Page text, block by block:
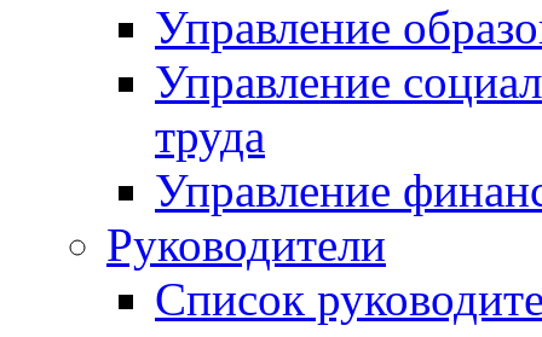
Управление
Управление
труда
Управление
Руководители
Список